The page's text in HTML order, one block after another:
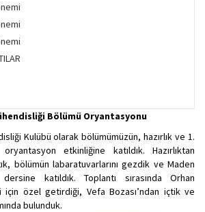
Bölümü Oryantasyonu
Kulübü olarak bölümümüzün, hazırlık ve 1.
etkinliğine katıldık. Hazırlıktan
bölümün labaratuvarlarını gezdik ve Maden
katıldık. Toplantı sırasında Orhan
için özel getirdiği, Vefa Bozası’ndan içtik ve
bulunduk.